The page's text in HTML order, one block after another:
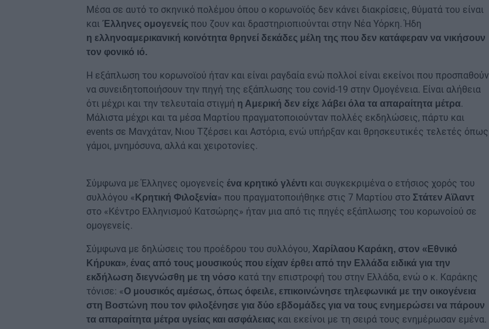
Μέσα σε αυτό το σκηνικό πολέμου όπου ο κορωνοϊός δεν κάνει διακρίσεις, θύματά του είναι
και Έλληνες ομογενείς που ζουν και δραστηριοπιούνται στην Νέα Υόρκη. Ήδη
η ελληνοαμερικανική κοινότητα θρηνεί δεκάδες μέλη της που δεν κατάφεραν να νικήσουν
τον φονικό ιό.
Η εξάπλωση του κορωνοϊού ήταν και είναι ραγδαία ενώ πολλοί είναι εκείνοι που προσπαθούν
να συνειδητοποιήσουν την πηγή της εξάπλωσης του covid-19 στην Ομογένεια. Είναι αλήθεια
ότι μέχρι και την τελευταία στιγμή η Αμερική δεν είχε λάβει όλα τα απαραίτητα μέτρα.
Μάλιστα μέχρι και τα μέσα Μαρτίου πραγματοποιούνταν πολλές εκδηλώσεις, πάρτυ και
events σε Μανχάταν, Νιου Τζέρσει και Αστόρια, ενώ υπήρξαν και θρησκευτικές τελετές όπως
γάμοι, μνημόσυνα, αλλά και χειροτονίες.
Σύμφωνα με Έλληνες ομογενείς ένα κρητικό γλέντι και συγκεκριμένα ο ετήσιος χορός του
συλλόγου « Κρητική Φιλοξενία» που πραγματοποιήθηκε στις 7 Μαρτίου στο Στάτεν Αϊλαντ
στο «Κέντρο Ελληνισμού Κατσώρης» ήταν μια από τις πηγές εξάπλωσης του κορωνοίού σε
ομογενείς.
Σύμφωνα με δηλώσεις του προέδρου του συλλόγου, Χαρίλαου Καράκη, στον «Εθνικό
Κήρυκα», ένας από τους μουσικούς που είχαν έρθει από την Ελλάδα ειδικά για την
εκδήλωση διεγνώσθη με τη νόσο κατά την επιστροφή του στην Ελλάδα, ενώ ο κ. Καράκης
τόνισε: «Ο μουσικός αμέσως, όπως όφειλε, επικοινώνησε τηλεφωνικά με την οικογένεια
στη Βοστώνη που τον φιλοξένησε για δύο εβδομάδες για να τους ενημερώσει να πάρουν
τα απαραίτητα μέτρα υγείας και ασφάλειας και εκείνοι με τη σειρά τους ενημέρωσαν εμένα.